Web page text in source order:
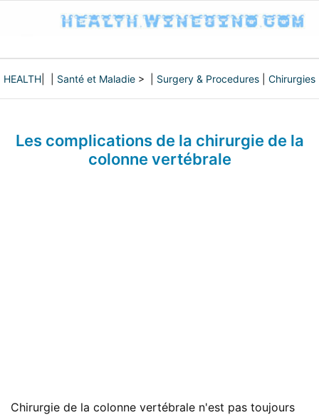
HEALTH Santé et Maladie > | Surgery & Procedures Chirurgies
Les complications de la chirurgie de la
colonne vertébrale
Chirurgie de la colonne vertébrale n'est pas toujours